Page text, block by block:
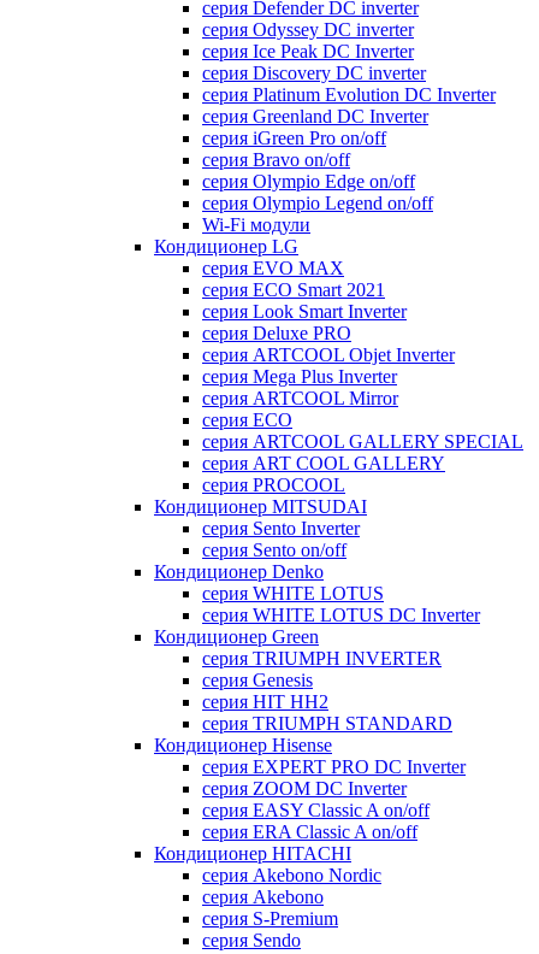
серия Defender DC inverter
серия Odyssey DC inverter
серия Ice Peak DС Inverter
cерия Discovery DC inverter
серия Platinum Evolution DC Inverter
серия Greenland DC Inverter
серия iGreen Pro on/off
серия Bravo on/off
серия Olympio Edge on/off
серия Olympio Legend on/off
Wi-Fi модули
Кондиционер LG
серия EVO MAX
серия ECO Smart 2021
серия Look Smart Inverter
серия Deluxe PRO
серия ARTCOOL Objet Inverter
серия Mega Plus Inverter
серия ARTCOOL Mirror
серия ECO
серия ARTCOOL GALLERY SPECIAL
серия ART COOL GALLERY
серия PROCOOL
Кондиционер MITSUDAI
серия Sento Inverter
серия Sento on/off
Кондиционер Denko
серия WHITE LOTUS
серия WHITE LOTUS DC Inverter
Кондиционер Green
серия TRIUMPH INVERTER
серия Genesis
серия HIT HH2
серия TRIUMPH STANDARD
Кондиционер Hisense
серия EXPERT PRO DC Inverter
серия ZOOM DC Inverter
серия EASY Classic A on/off
серия ERA Classic A on/off
Кондиционер HITACHI
cерия Akebono Nordic
серия Akebono
серия S-Premium
серия Sendo